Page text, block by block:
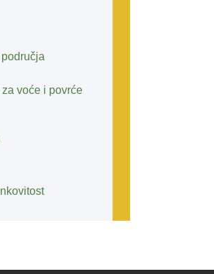
voće i povrće